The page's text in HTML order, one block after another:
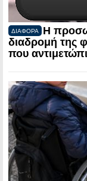
ΔΙΑΦΟΡΑ
Η
διαδρομή της
που